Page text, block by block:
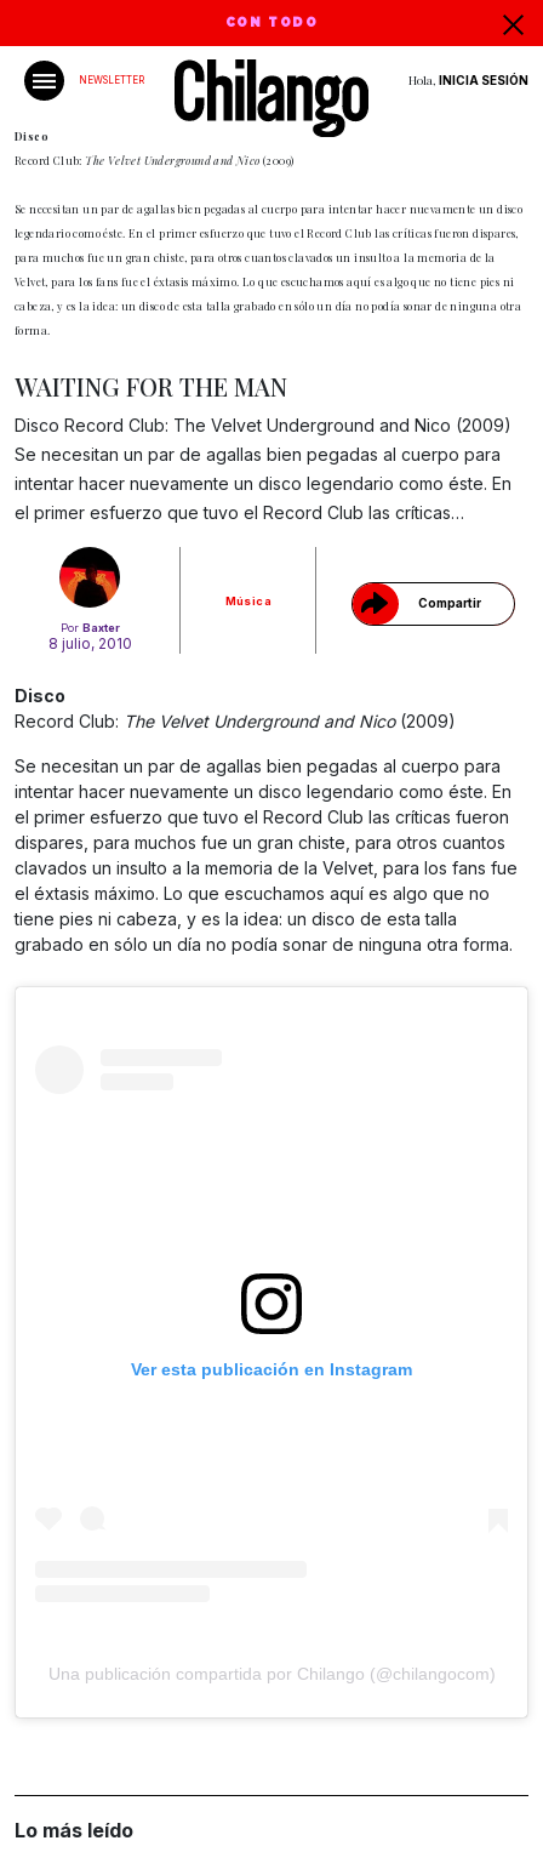
CON TODO
NEWSLETTER Hola, INICIA SESIÓN
Disco
Record Club: The Velvet Underground and Nico (2009)
Se necesitan un par de agallas bien pegadas al cuerpo para intentar hacer nuevamente un disco
legendario como éste. En el primer esfuerzo que tuvo el Record Club las críticas fueron dispares,
para muchos fue un gran chiste, para otros cuantos clavados un insulto a la memoria de la
Velvet, para los fans fue el éxtasis máximo. Lo que escuchamos aquí es algo que no tiene pies ni
cabeza, y es la idea: un disco de esta talla grabado en sólo un día no podía sonar de ninguna otra
forma.
Por Baxter
8 julio, 2010
Música Compartir
Gracias!
WAITING FOR THE MAN
Disco Record Club: The Velvet Underground and Nico (2009)
Se necesitan un par de agallas bien pegadas al cuerpo para
intentar hacer nuevamente un disco legendario como éste. En
el primer esfuerzo que tuvo el Record Club las críticas…
Disco
Record Club: The Velvet Underground and Nico(2009)
Se necesitan un par de agallas bien pegadas al cuerpo para
intentar hacer nuevamente un disco legendario como éste. En
el primer esfuerzo que tuvo el Record Club las críticas fueron
dispares, para muchos fue un gran chiste, para otros cuantos
clavados un insulto a la memoria de la Velvet, para los fans fue
el éxtasis máximo. Lo que escuchamos aquí es algo que no
tiene pies ni cabeza, y es la idea: un disco de esta talla
grabado en sólo un día no podía sonar de ninguna otra forma.
Ver esta publicación en Instagram
Una publicación compartida por Chilango (@chilangocom)
Lo más leído